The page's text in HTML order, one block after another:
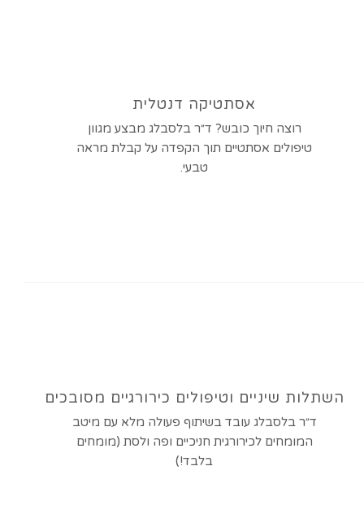
אסתטיקה דנטלית
רוצה חיוך כובש? ד״ר בלסבלג מבצע מגוון
טיפולים אסתטיים תוך הקפדה על קבלת מראה
טבעי.
השתלות שיניים וטיפולים כירורגיים מסובכים
ד״ר בלסבלג עובד בשיתוף פעולה מלא עם מיטב
המומחים לכירורגית חניכיים ופה ולסת (מומחים
בלבד!)